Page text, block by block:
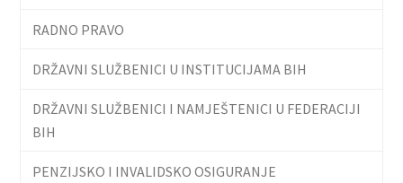
RADNO PRAVO
DRŽAVNI SLUŽBENICI U INSTITUCIJAMA BIH
DRŽAVNI SLUŽBENICI I NAMJEŠTENICI U FEDERACIJI
BIH
PENZIJSKO I INVALIDSKO OSIGURANJE